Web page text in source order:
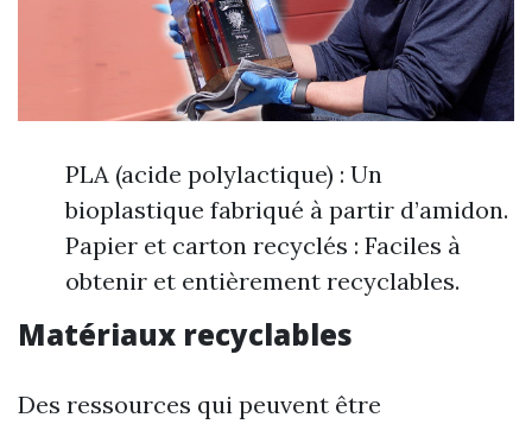
PLA (acide polylactique) : Un
bioplastique fabriqué à partir d’amidon.
Papier et carton recyclés : Faciles à
obtenir et entièrement recyclables.
Matériaux recyclables
Des ressources qui peuvent être